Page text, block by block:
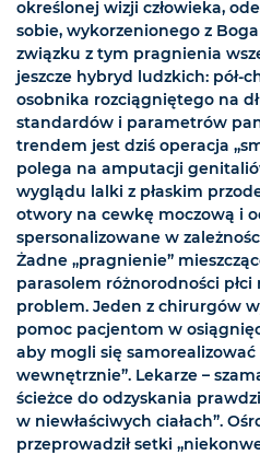
określonej wizji człowieka,
sobie, wykorzenionego z
związku z tym pragnienia
jeszcze hybryd ludzkich: pół-
osobnika rozciągniętego na
standardów i parametrów
trendem jest dziś operacja
polega na amputacji
wyglądu lalki z płaskim
otwory na cewkę moczową i
spersonalizowane w
Żadne „pragnienie”
parasolem różnorodności płci
problem. Jeden z chirurgów
pomoc pacjentom w
aby mogli się
wewnętrznie”. Lekarze –
ścieżce do odzyskania
w niewłaściwych ciałach”.
przeprowadził setki